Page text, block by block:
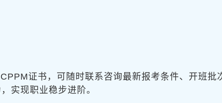
证书，可随时联系咨询最新报考条件、开班批
实现职业稳步进阶。